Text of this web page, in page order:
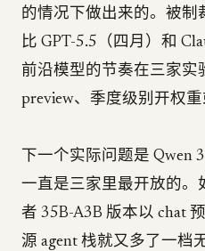
的情况下做出来的。被
比 GPT-5.5（四月）和
前沿模型的节奏在三家实
preview、季度级别开权重
下一个实际问题是 Qwen
一直是三家里最开放的。
者 35B-A3B 版本以 chat
源 agent 栈就又多了一档